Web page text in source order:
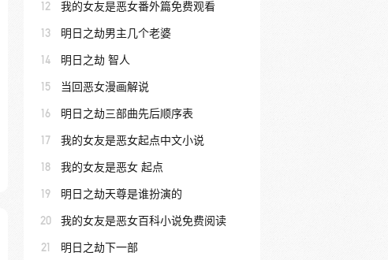
12 我的女友是恶女番外篇免费观看
13 明日之劫男主几个老婆
14 明日之劫 智人
15 当回恶女漫画解说
16 明日之劫三部曲先后顺序表
17 我的女友是恶女起点中文小说
18 我的女友是恶女 起点
19 明日之劫天尊是谁扮演的
20 我的女友是恶女百科小说免费阅读
21 明日之劫下一部